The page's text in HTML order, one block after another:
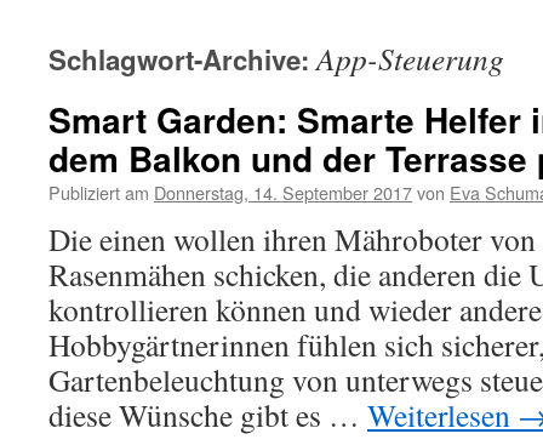
Schlagwort-Archive:App-Steuerung
Smart Garden: Smarte Helfer
dem Balkon und der
Publiziert am Donnerstag, 14. September 2017von Eva
Die einen wollen ihren Mähroboter von
Rasenmähen schicken, die anderen die
kontrollieren können und wieder
Hobbygärtnerinnen fühlen sich
Gartenbeleuchtung von unterwegs
diese Wünsche gibt es … Weiterlesen